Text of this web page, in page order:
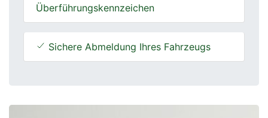
Überführungskennzeichen
Sichere Abmeldung Ihres Fahrzeugs